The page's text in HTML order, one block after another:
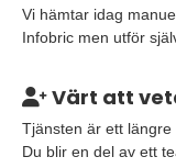
Vi hämtar idag
Infobric men utför
Värt att
Tjänsten är ett
Du blir en del av ett